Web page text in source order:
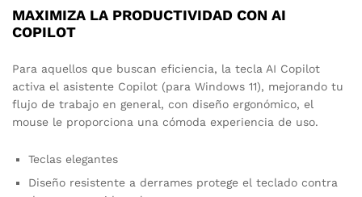
MAXIMIZA LA PRODUCTIVIDAD CON AI
COPILOT
Para aquellos que buscan eficiencia, la tecla AI Copilot
activa el asistente Copilot (para Windows 11), mejorando tu
flujo de trabajo en general, con diseño ergonómico, el
mouse le proporciona una cómoda experiencia de uso.
Teclas elegantes
Diseño resistente a derrames protege el teclado contra